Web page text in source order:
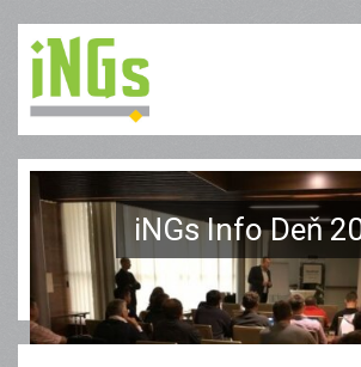
iNGs Info Deň